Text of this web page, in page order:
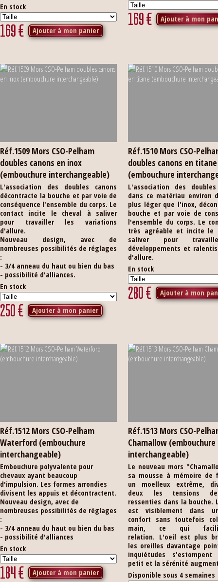
En stock
169€ Ajouter à mon panier
169€ Ajouter à mon
Réf.1509 Mors CSO-Pelham
doubles canons en inox
(embouchure interchangeable)
L'association des doubles canons
décontracte la bouche et par voie de
conséquence l'ensemble du corps. Le
contact incite le cheval à saliver
pour travailler les variations
d'allure.
Nouveau design, avec de
nombreuses possibilités de réglages
:
- 3/4 anneau du haut ou bien du bas
- possibilité d'alliances.
En stock
250€ Ajouter à mon panier
Réf.1510 Mors CSO-
doubles canons en titane
(embouchure
L'association des
dans ce matériau environ
plus léger que l'inox,
bouche et par voie de
l'ensemble du corps. Le
très agréable et incite le
saliver pour
développements et
d'allure.
En stock
280€ Ajouter à mon
Réf.1512 Mors CSO-Pelham
Waterford (embouchure
interchangeable)
Embouchure polyvalente pour
chevaux ayant beaucoup
d'impulsion. Les formes arrondies
divisent les appuis et décontractent.
Nouveau design, avec de
nombreuses possibilités de réglages
:
- 3/4 anneau du haut ou bien du bas
- possibilité d'alliances
En stock
184€ Ajouter à mon panier
Réf.1513 Mors CSO-
Chamallow (embouchure
interchangeable)
Le nouveau mors
sa mousse à mémoire de
un moelleux extrême,
deux les tensions
ressenties dans la bouche.
est visiblement dans
confort sans toutefois
main, ce qui
relation. L'oeil est plus
les oreilles davantage
inquiétudes
petit et la sérénité
Disponible sous 4 semaines